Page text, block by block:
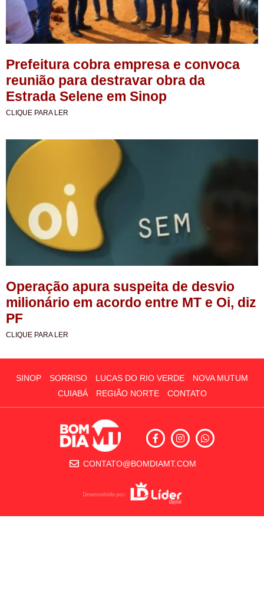
Prefeitura cobra empresa e convoca
reunião para destravar obra da
Estrada Selene em Sinop
CLIQUE PARA LER
Operação apura suspeita de desvio
milionário em acordo entre MT e Oi, diz
PF
CLIQUE PARA LER
SINOP SORRISO LUCAS DO RIO VERDE
NOVA MUTUM
CUIABÁ
REGIÃO NORTE CONTATO
CONTATO@BOMDIAMT.COM